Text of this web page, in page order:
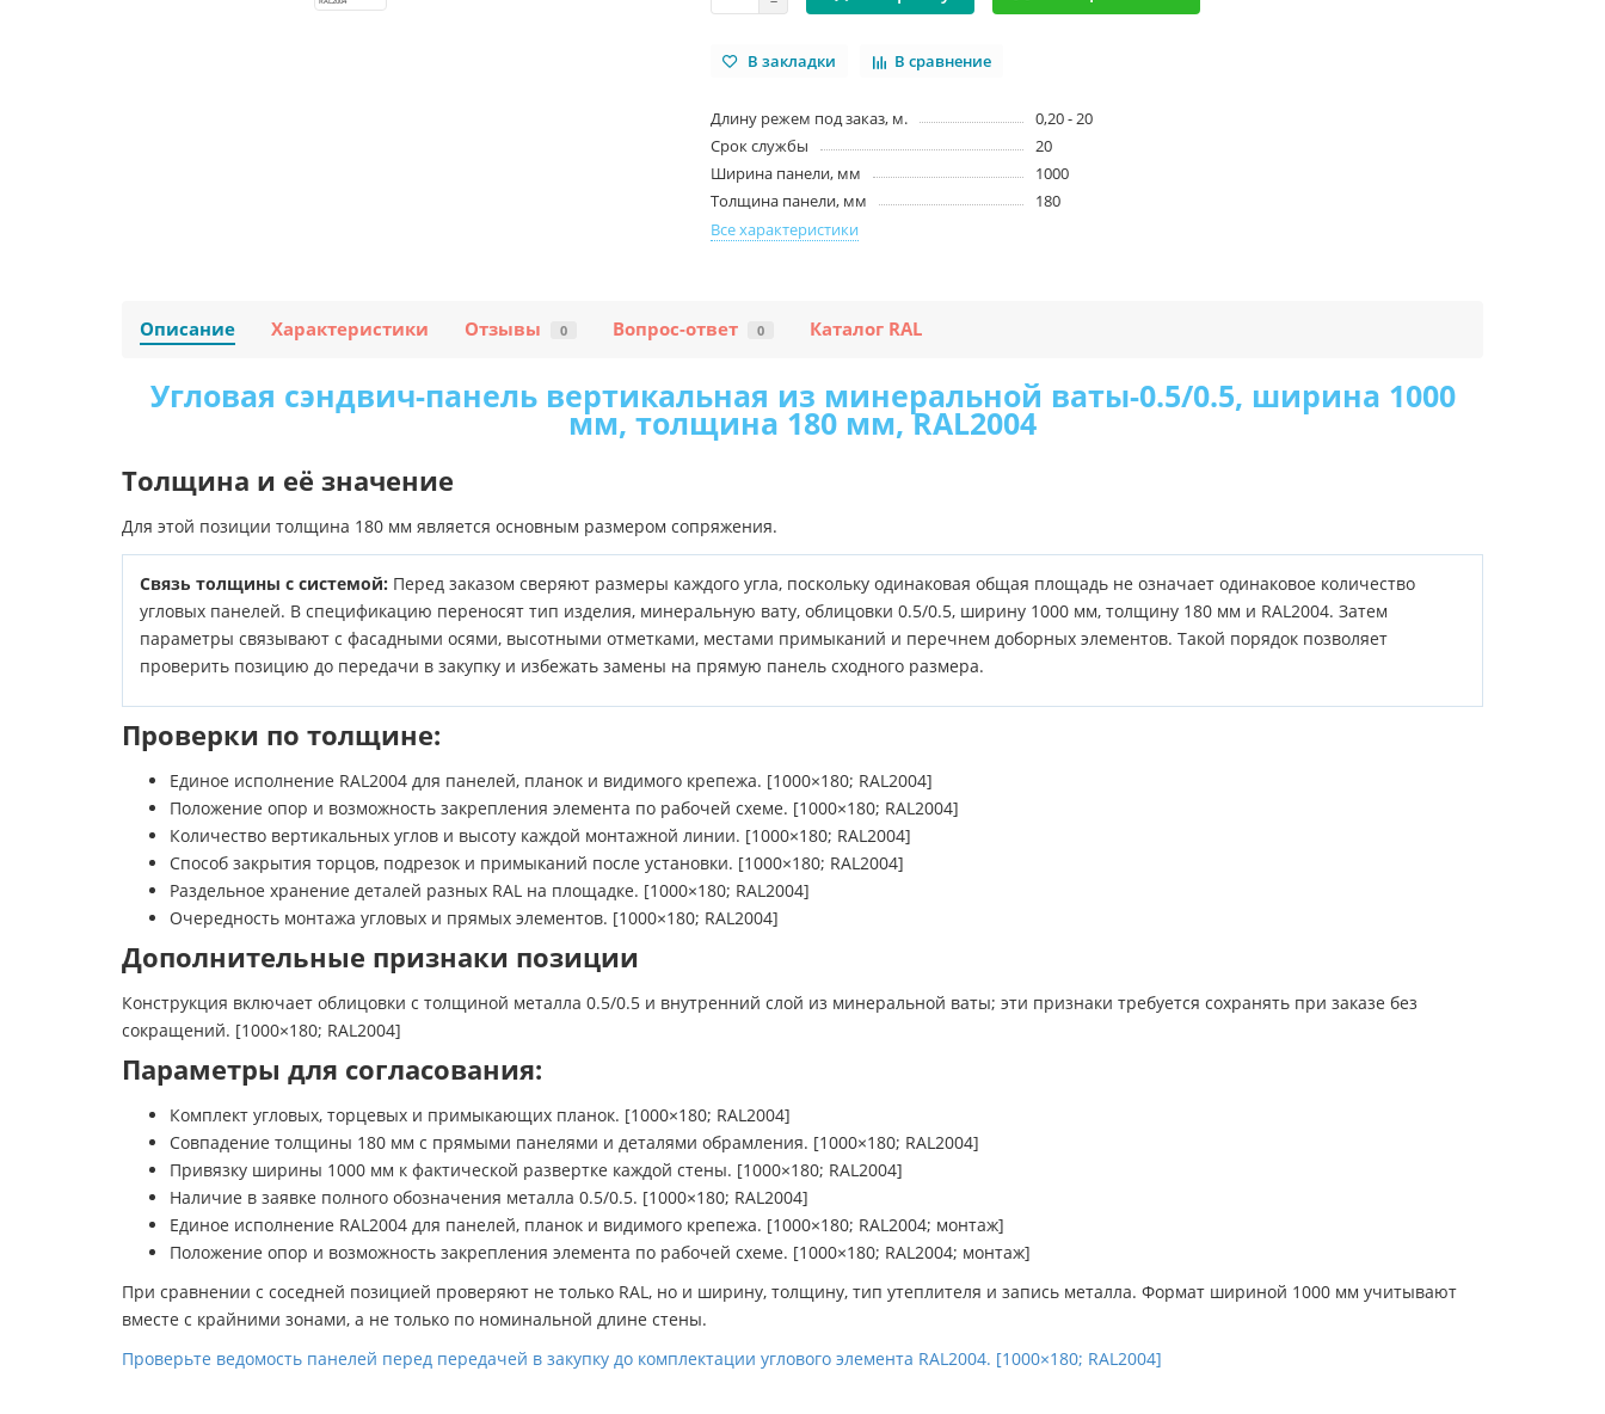
В закладки В сравнение
Длину режем под заказ, м.
0,20 - 20
Срок службы
20
Ширина панели, мм
1000
Толщина панели, мм
180
Все характеристики
Описание Характеристики Отзывы 0 Вопрос-ответ 0 Каталог RAL
Угловая сэндвич-панель вертикальная из минеральной ваты-0.5/0.5, ширина 1000
мм, толщина 180 мм, RAL2004
Толщина и её значение
Для этой позиции толщина 180 мм является основным размером сопряжения.
Связь толщины с системой: Перед заказом сверяют размеры каждого угла, поскольку одинаковая общая площадь не означает одинаковое количество
угловых панелей. В спецификацию переносят тип изделия, минеральную вату, облицовки 0.5/0.5, ширину 1000 мм, толщину 180 мм и RAL2004. Затем
параметры связывают с фасадными осями, высотными отметками, местами примыканий и перечнем доборных элементов. Такой порядок позволяет
проверить позицию до передачи в закупку и избежать замены на прямую панель сходного размера.
Проверки по толщине:
Единое исполнение RAL2004 для панелей, планок и видимого крепежа. [1000×180; RAL2004]
Положение опор и возможность закрепления элемента по рабочей схеме. [1000×180; RAL2004]
Количество вертикальных углов и высоту каждой монтажной линии. [1000×180; RAL2004]
Способ закрытия торцов, подрезок и примыканий после установки. [1000×180; RAL2004]
Раздельное хранение деталей разных RAL на площадке. [1000×180; RAL2004]
Очередность монтажа угловых и прямых элементов. [1000×180; RAL2004]
Дополнительные признаки позиции
Конструкция включает облицовки с толщиной металла 0.5/0.5 и внутренний слой из минеральной ваты; эти признаки требуется сохранять при заказе без
сокращений. [1000×180; RAL2004]
Параметры для согласования:
Комплект угловых, торцевых и примыкающих планок. [1000×180; RAL2004]
Совпадение толщины 180 мм с прямыми панелями и деталями обрамления. [1000×180; RAL2004]
Привязку ширины 1000 мм к фактической развертке каждой стены. [1000×180; RAL2004]
Наличие в заявке полного обозначения металла 0.5/0.5. [1000×180; RAL2004]
Единое исполнение RAL2004 для панелей, планок и видимого крепежа. [1000×180; RAL2004; монтаж]
Положение опор и возможность закрепления элемента по рабочей схеме. [1000×180; RAL2004; монтаж]
При сравнении с соседней позицией проверяют не только RAL, но и ширину, толщину, тип утеплителя и запись металла. Формат шириной 1000 мм учитывают
вместе с крайними зонами, а не только по номинальной длине стены.
Проверьте ведомость панелей перед передачей в закупку до комплектации углового элемента RAL2004. [1000×180; RAL2004]